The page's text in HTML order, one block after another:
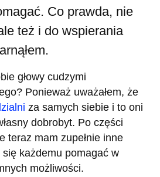
Co prawda, nie
też i do wspierania
głowy cudzymi
Ponieważ uważałem, że
za samych siebie i to oni
dobrobyt. Po części
teraz mam zupełnie inne
każdemu pomagać w
możliwości.